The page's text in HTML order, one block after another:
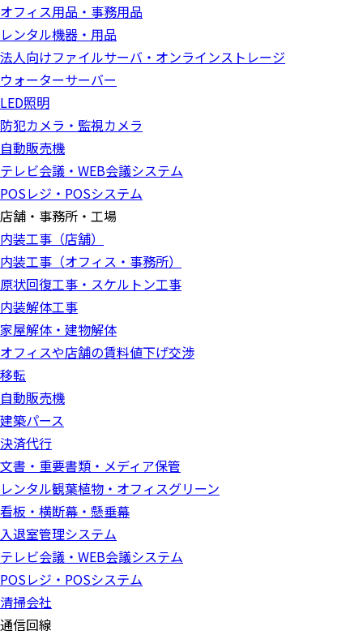
オフィス用品・事務用品
レンタル機器・用品
法人向けファイルサーバ・オンラインストレージ
ウォーターサーバー
LED照明
防犯カメラ・監視カメラ
自動販売機
テレビ会議・WEB会議システム
POSレジ・POSシステム
店舗・事務所・工場
内装工事（店舗）
内装工事（オフィス・事務所）
原状回復工事・スケルトン工事
内装解体工事
家屋解体・建物解体
オフィスや店舗の賃料値下げ交渉
移転
自動販売機
建築パース
決済代行
文書・重要書類・メディア保管
レンタル観葉植物・オフィスグリーン
看板・横断幕・懸垂幕
入退室管理システム
テレビ会議・WEB会議システム
POSレジ・POSシステム
清掃会社
通信回線